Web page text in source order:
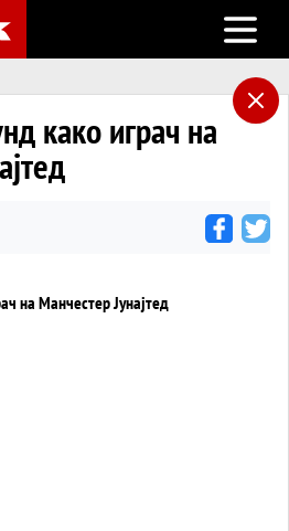
Open
како играч на